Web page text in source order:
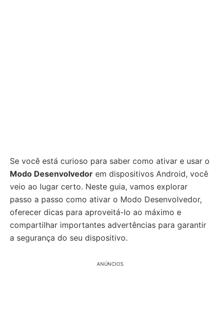
Se você está curioso para saber como ativar e usar o
Modo Desenvolvedor em dispositivos Android, você
veio ao lugar certo. Neste guia, vamos explorar
passo a passo como ativar o Modo Desenvolvedor,
oferecer dicas para aproveitá-lo ao máximo e
compartilhar importantes advertências para garantir
a segurança do seu dispositivo.
ANÚNCIOS